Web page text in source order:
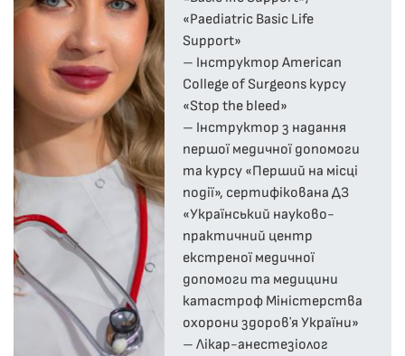
«Paediatric Basic Life
Support»
– Інструктор American
College of Surgeons курсу
«Stop the bleed»
– Інструктор з надання
першої медичної допомоги
та курсу «Перший на місці
події», сертифікована ДЗ
«Український науково-
практичний центр
екстреної медичної
допомоги та медицини
катастроф Міністерства
охорони здоровʼя України»
– Лікар-анестезіолог